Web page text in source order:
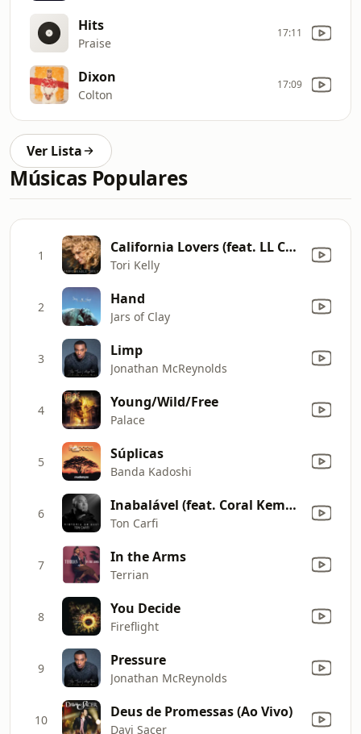
Hits
Praise
17:11
Dixon
Colton
17:09
Ver Lista
Músicas Populares
1 California Lovers (feat. LL Cool J)
Tori Kelly
2 Hand
Jars of Clay
3 Limp
Jonathan McReynolds
4 Young/Wild/Free
Palace
5 Súplicas
Banda Kadoshi
6 Inabalável (feat. Coral Kemuel)
Ton Carfi
7 In the Arms
Terrian
8 You Decide
Fireflight
9 Pressure
Jonathan McReynolds
10 Deus de Promessas (Ao Vivo)
Davi Sacer